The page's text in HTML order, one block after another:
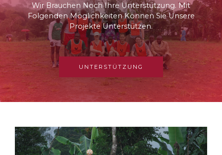
Wir Brauchen Noch Ihre Unterstützung. Mit
Folgenden Möglichkeiten Können Sie Unsere
Projekte Unterstützen.
UNTERSTÜTZUNG